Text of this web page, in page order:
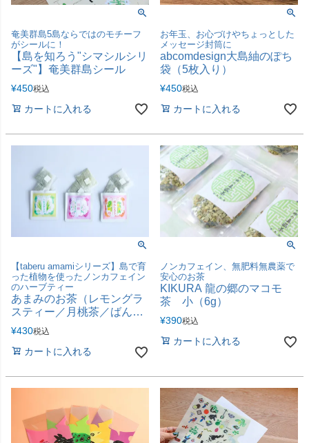
奄美群島5島ならではのモチーフ
がシールに！
【島を知ろう"シマシルシリ
ーズ"】奄美群島シール
¥450税込
カートに入れる
お年玉、お心づけやちょっとした
メッセージ封筒に
abcomdesign大島紬のぽち
袋（5枚入り）
¥450税込
カートに入れる
【taberu amamiシリーズ】島で育
った植物を使ったノンカフェイン
のハーブティー
あまみのお茶（レモングラ
スティー／月桃茶／ばんし
ろう(グァバ)茶）
¥430税込
カートに入れる
ノンカフェイン、無肥料無農薬で
安心のお茶
KIKURA 龍の郷のマコモ
茶 小（6g）
¥390税込
カートに入れる